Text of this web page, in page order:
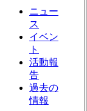
ニュー
ス
イベン
ト
活動報
告
過去の
情報